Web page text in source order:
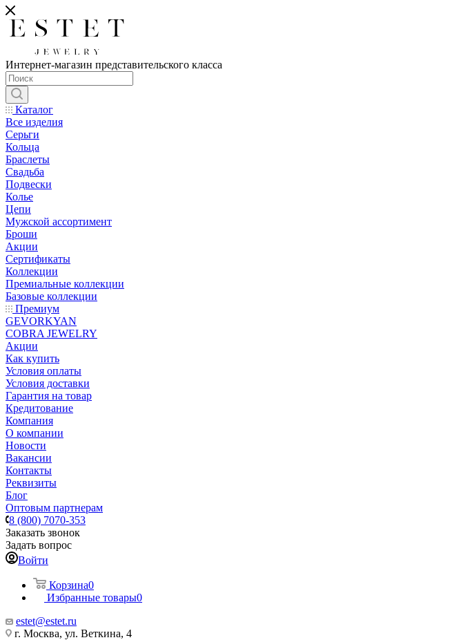
Интернет-магазин представительского класса
Каталог
Все изделия
Серьги
Кольца
Браслеты
Свадьба
Подвески
Колье
Цепи
Мужской ассортимент
Броши
Акции
Сертификаты
Коллекции
Премиальные коллекции
Базовые коллекции
Премиум
GEVORKYAN
COBRA JEWELRY
Акции
Как купить
Условия оплаты
Условия доставки
Гарантия на товар
Кредитование
Компания
О компании
Новости
Вакансии
Контакты
Реквизиты
Блог
Оптовым партнерам
8 (800) 7070-353
Заказать звонок
Задать вопрос
Войти
Корзина0
Избранные товары0
estet@estet.ru
г. Москва, ул. Веткина, 4